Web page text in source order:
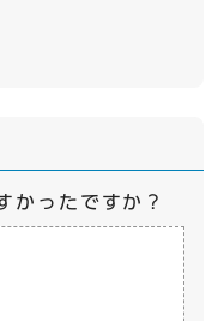
かったですか？